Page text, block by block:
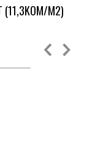
(11,3KOM/M2)